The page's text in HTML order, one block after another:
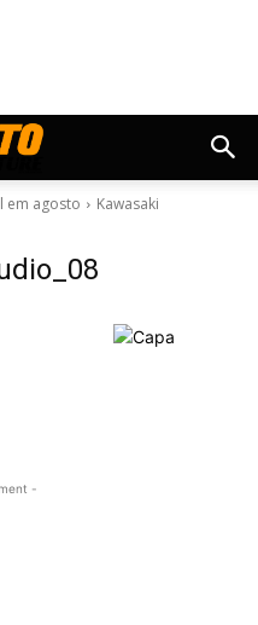
em agosto
Kawasaki
-